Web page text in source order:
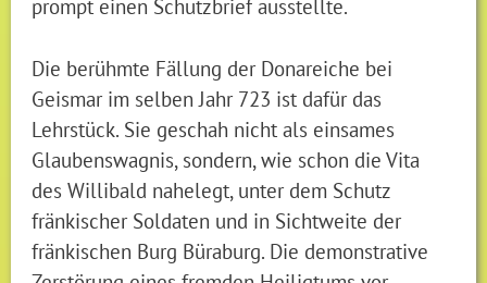
prompt einen Schutzbrief ausstellte.
Die berühmte Fällung der Donareiche bei
Geismar im selben Jahr 723 ist dafür das
Lehrstück. Sie geschah nicht als einsames
Glaubenswagnis, sondern, wie schon die Vita
des Willibald nahelegt, unter dem Schutz
fränkischer Soldaten und in Sichtweite der
fränkischen Burg Büraburg. Die demonstrative